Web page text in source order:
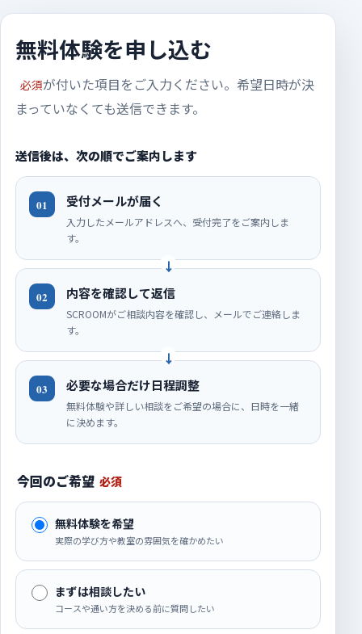
無料体験を申し込む
必須が付いた項目をご入力ください。希望日時が決
まっていなくても送信できます。
送信後は、次の順でご案内します
01 受付メールが届く
入力したメールアドレスへ、受付完了をご案内しま
す。
02 内容を確認して返信
SCROOMがご相談内容を確認し、メールでご連絡しま
す。
03 必要な場合だけ日程調整
無料体験や詳しい相談をご希望の場合に、日時を一緒
に決めます。
今回のご希望 必須
無料体験を希望
実際の学び方や教室の雰囲気を確かめたい
まずは相談したい
コースや通い方を決める前に質問したい